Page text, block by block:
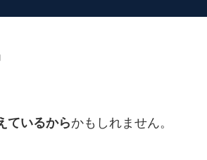
ているからかもしれません。